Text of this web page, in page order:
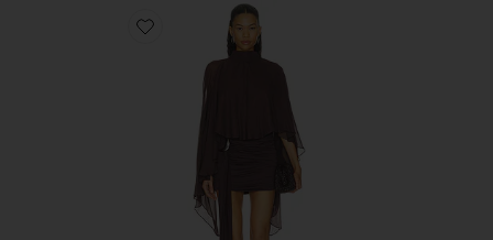
Favorite MIA トップ